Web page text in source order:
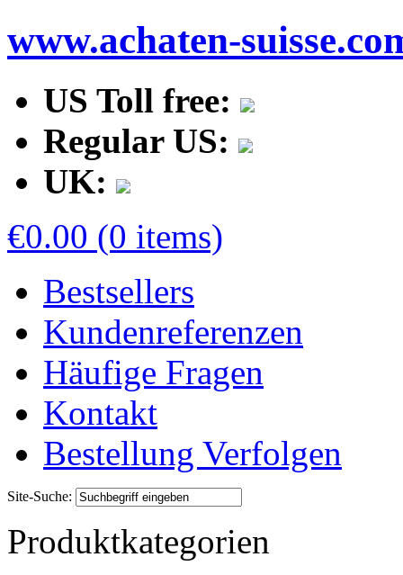
www.achaten-
US Toll free:
Regular US:
UK:
€0.00 (0 items)
Bestsellers
Kundenreferenzen
Häufige Fragen
Kontakt
Bestellung Verfolgen
Site-Suche:
Produktkategorien